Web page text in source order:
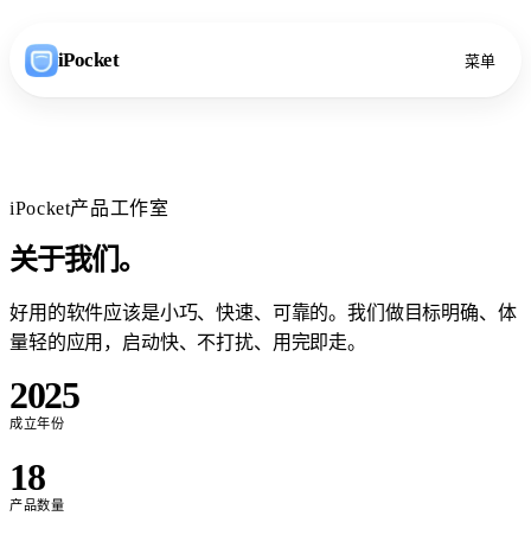
iPocket 菜单
iPocket产品工作室
关于我们 。
好用的软件应该是小巧、快速、可靠的。我们做目标明确、体
量轻的应用，启动快、不打扰、用完即走。
2025
成立年份
18
产品数量